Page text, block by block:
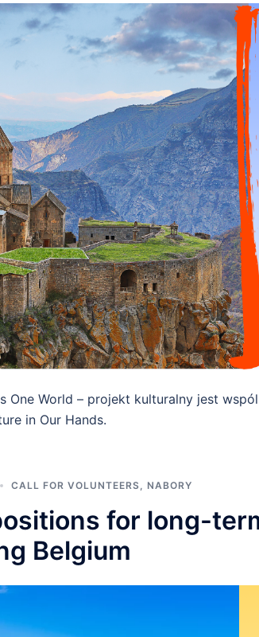
One World – projekt kulturalny jest
in Our Hands.
CALL FOR VOLUNTEERS NABORY
for long-
Belgium